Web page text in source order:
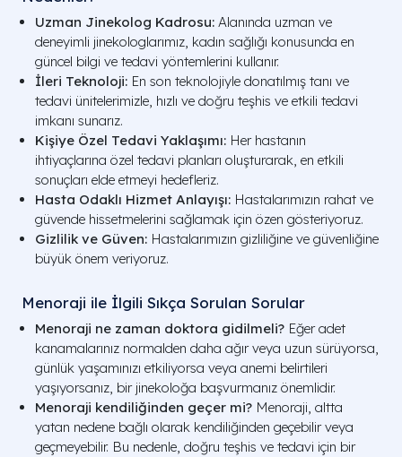
Uzman Jinekolog Kadrosu: Alanında uzman ve
deneyimli jinekologlarımız, kadın sağlığı konusunda en
güncel bilgi ve tedavi yöntemlerini kullanır.
İleri Teknoloji: En son teknolojiyle donatılmış tanı ve
tedavi ünitelerimizle, hızlı ve doğru teşhis ve etkili tedavi
imkanı sunarız.
Kişiye Özel Tedavi Yaklaşımı: Her hastanın
ihtiyaçlarına özel tedavi planları oluşturarak, en etkili
sonuçları elde etmeyi hedefleriz.
Hasta Odaklı Hizmet Anlayışı: Hastalarımızın rahat ve
güvende hissetmelerini sağlamak için özen gösteriyoruz.
Gizlilik ve Güven: Hastalarımızın gizliliğine ve güvenliğine
büyük önem veriyoruz.
Menoraji ile İlgili Sıkça Sorulan Sorular
Menoraji ne zaman doktora gidilmeli? Eğer adet
kanamalarınız normalden daha ağır veya uzun sürüyorsa,
günlük yaşamınızı etkiliyorsa veya anemi belirtileri
yaşıyorsanız, bir jinekoloğa başvurmanız önemlidir.
Menoraji kendiliğinden geçer mi? Menoraji, altta
yatan nedene bağlı olarak kendiliğinden geçebilir veya
geçmeyebilir. Bu nedenle, doğru teşhis ve tedavi için bir